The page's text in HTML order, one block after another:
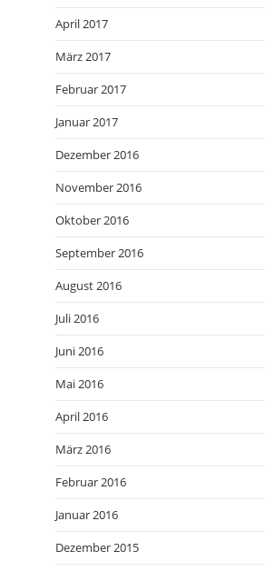
April 2017
März 2017
Februar 2017
Januar 2017
Dezember 2016
November 2016
Oktober 2016
September 2016
August 2016
Juli 2016
Juni 2016
Mai 2016
April 2016
März 2016
Februar 2016
Januar 2016
Dezember 2015